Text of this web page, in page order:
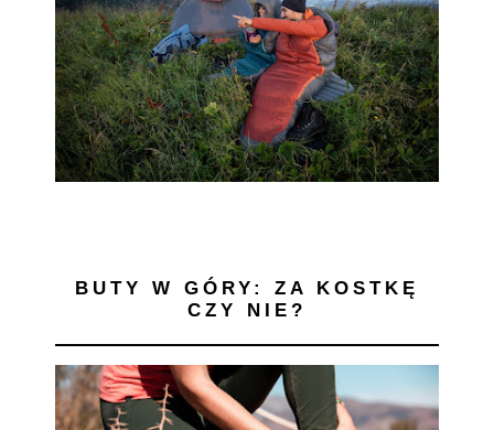
BUTY W GÓRY: ZA KOSTKĘ
CZY NIE?